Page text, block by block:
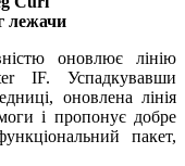
лежачи
оновлює лінію
IF. Успадкувавши
оновлена лінія
і пропонує добре
пакет,